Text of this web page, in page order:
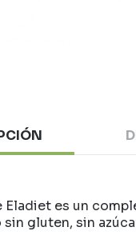
es un
gluten, sin